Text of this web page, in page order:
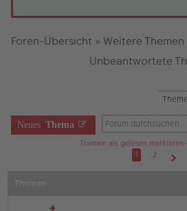
Foren-Übersicht » Weitere Themen
Unbeantwortete
Neues Thema
Themen als gelesen markieren
1
2